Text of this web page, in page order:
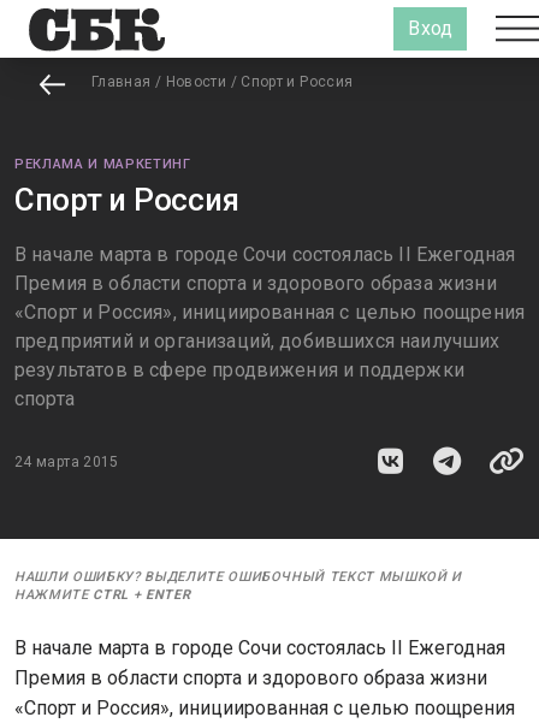
Вход
Главная / Новости / Спорт и Россия
РЕКЛАМА И МАРКЕТИНГ
Спорт и Россия
В начале марта в городе Сочи состоялась II Ежегодная
Премия в области спорта и здорового образа жизни
«Спорт и Россия», инициированная с целью поощрения
предприятий и организаций, добившихся наилучших
результатов в сфере продвижения и поддержки
спорта
24 марта 2015
НАШЛИ ОШИБКУ? ВЫДЕЛИТЕ ОШИБОЧНЫЙ ТЕКСТ МЫШКОЙ И
НАЖМИТЕ CTRL + ENTER
В начале марта в городе Сочи состоялась II Ежегодная
Премия в области спорта и здорового образа жизни
«Спорт и Россия», инициированная с целью поощрения